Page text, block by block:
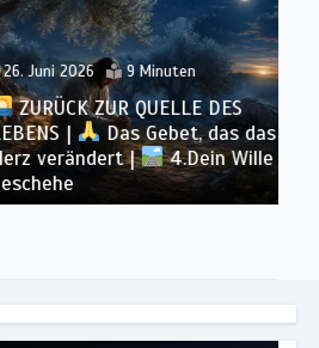
2026 9 Minuten
ZUR QUELLE DES
|
Das Gebet, das das
verändert |
4.Dein Wille